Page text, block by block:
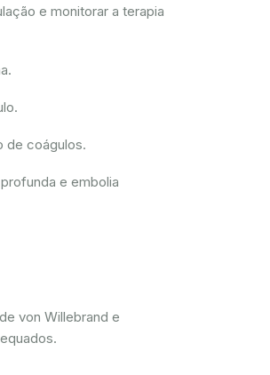
e monitorar a terapia
de coágulos.
e embolia
von Willebrand e